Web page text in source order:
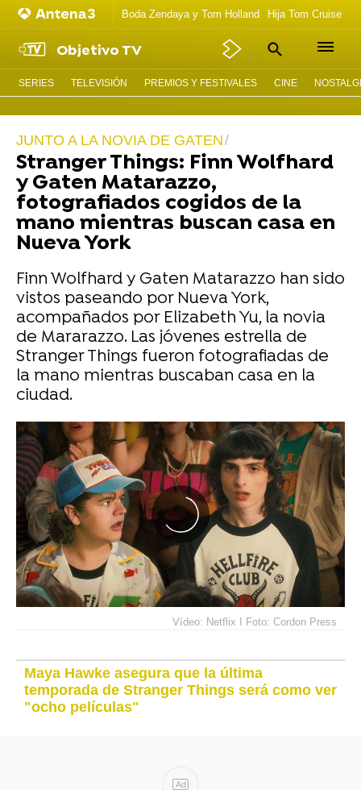
Boda Zendaya y Tom Holland Hija Tom Cruise
Objetivo TV
SERIES TELEVISIÓN PREMIOS Y FESTIVALES CINE
JUNTO A LA NOVIA DE GATEN
Stranger Things: Finn Wolfhard
y Gaten Matarazzo,
fotografiados cogidos de la
mano mientras buscan casa en
Nueva York
Finn Wolfhard y Gaten Matarazzo han sido
vistos paseando por Nueva York,
acompañados por Elizabeth Yu, la novia
de Mararazzo. Las jóvenes estrella de
Stranger Things fueron fotografiadas de
la mano mientras buscaban casa en la
ciudad.
Vídeo: Netflix I Foto: Cordon Press
Maya Hawke asegura que la última
temporada de Stranger Things será como ver
"ocho películas"
Ad